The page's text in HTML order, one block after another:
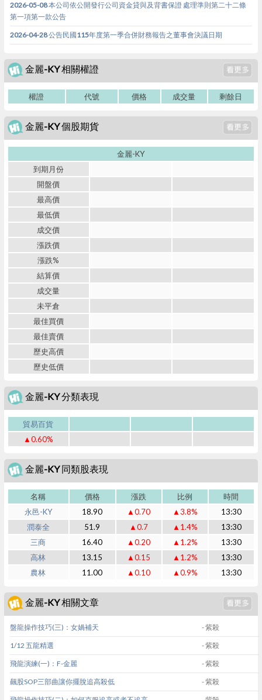
2026-05-08 本公司依公開發行公司資金貸與及背書保證 處理準則第二十二條
第一項第一款公告
2026-04-28 公告民國115年度第一季合併財務報告之董事會決議日期
金麗-KY 相關權證
權證 代號 價格 成交量 剩餘日
金麗-KY 個股期貨
金麗-KY
到期月份
開盤價
最高價
最低價
成交價
漲跌價
漲跌%
結算價
成交量
未平倉
最佳買價
最佳賣價
歷史高價
歷史低價
金麗-KY 分類表現
貿易百貨
▲0.60%
金麗-KY 同類股表現
名稱 價格 漲跌 比例
時間
永邑-KY
18.90 ▲0.70 ▲3.8%
13:30
潤泰全
51.9 ▲0.7 ▲1.4%
13:30
三商
16.40 ▲0.20 ▲1.2%
13:30
高林
13.15 ▲0.15 ▲1.2%
13:30
農林
11.00 ▲0.10 ▲0.9% 13:30
金麗-KY 相關文章
- 紫殺
盤龍操作技巧(三)：女媧補天
- 紫殺
1/12 五龍精選
- 紫殺
飛龍演練(一)：F-金麗
- 紫殺
飆股SOP三部曲讓你擺脫追高殺低